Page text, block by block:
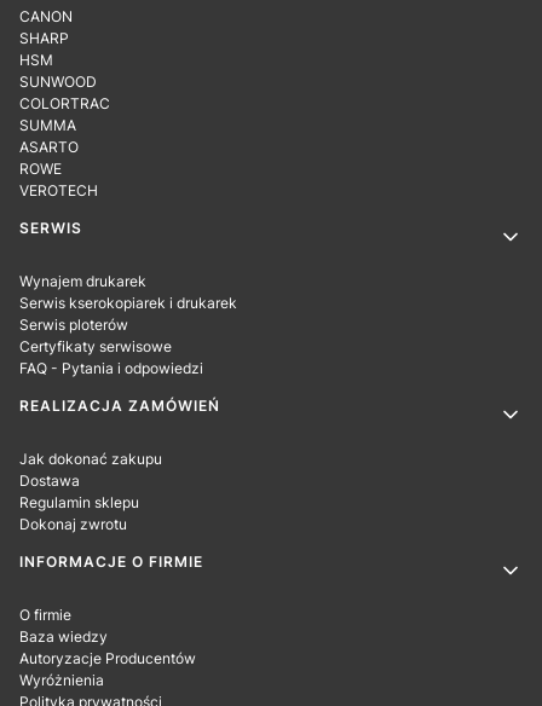
CANON
SHARP
HSM
SUNWOOD
COLORTRAC
SUMMA
ASARTO
ROWE
VEROTECH
SERWIS
Wynajem drukarek
Serwis kserokopiarek i drukarek
Serwis ploterów
Certyfikaty serwisowe
FAQ - Pytania i odpowiedzi
REALIZACJA ZAMÓWIEŃ
Jak dokonać zakupu
Dostawa
Regulamin sklepu
Dokonaj zwrotu
INFORMACJE O FIRMIE
O firmie
Baza wiedzy
Autoryzacje Producentów
Wyróżnienia
Polityka prywatności